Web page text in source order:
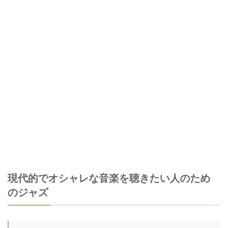
現代的でオシャレな音楽を聴きたい人のため
のジャズ